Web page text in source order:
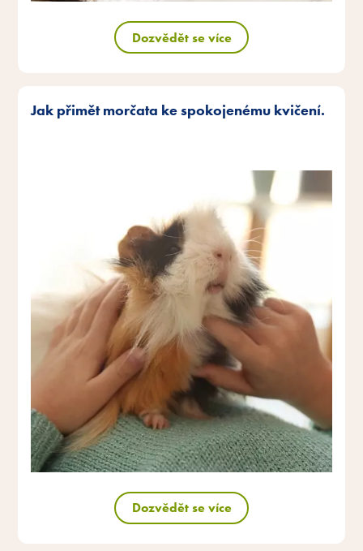
Dozvědět se více
Jak přimět morčata ke spokojenému kvičení.
Dozvědět se více